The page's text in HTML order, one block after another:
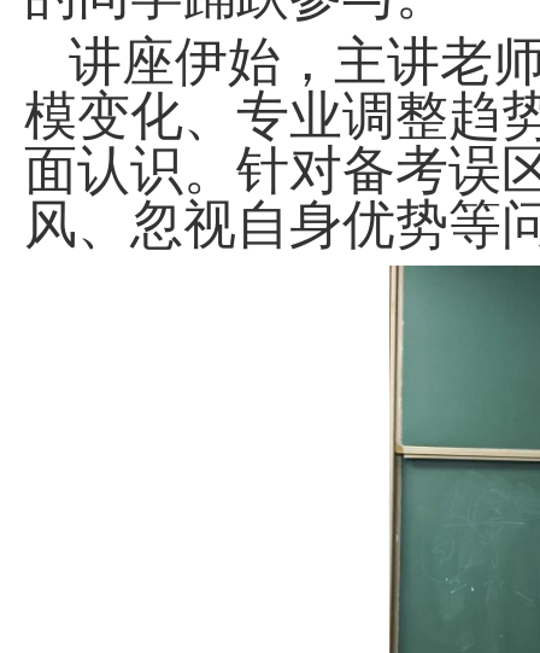
讲座伊始，主讲老
模变化、专业调整趋
面认识。针对备考误
风、忽视自身优势等